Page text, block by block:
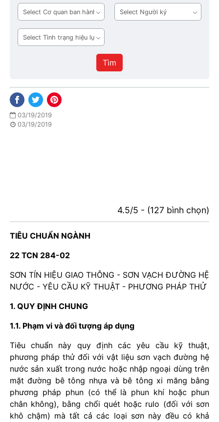
bản
Cơ
quan
ban
hành
Người
ký
Tình
trạng
Tìm
03/19/2019
03/19/2019
4.5/5 - (127 bình chọn)
TIÊU CHUẨN NGÀNH
22 TCN 284-02
SƠN TÍN HIỆU GIAO THÔNG - SƠN VẠCH ĐƯỜNG HỆ
NƯỚC - YÊU CẦU KỸ THUẬT - PHƯƠNG PHÁP THỬ
1. QUY ĐỊNH CHUNG
1.1. Phạm vi và đối tượng áp dụng
Tiêu chuẩn này quy định các yêu cầu kỹ thuật,
phương pháp thử đối với vật liệu sơn vạch đường hệ
nước sản xuất trong nước hoặc nhập ngoại dùng trên
mặt đường bê tông nhựa và bê tông xi măng bằng
phương pháp phun (có thể là phun khí hoặc phun
chân không), bằng chổi quét hoặc rulo (đối với sơn
khô chậm) mà tất cả các loại sơn này đều có khả